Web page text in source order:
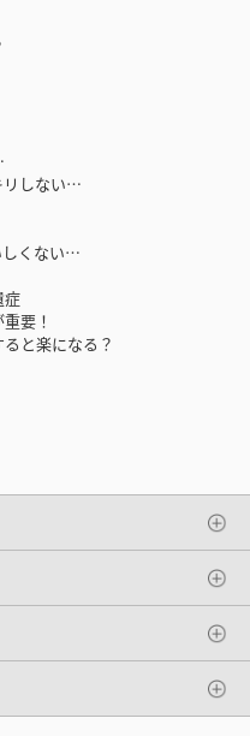
リしない…
くない…
症
要！
と楽になる？